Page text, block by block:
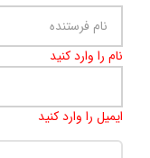
نام را وارد کنید
ایمیل را وارد کنید